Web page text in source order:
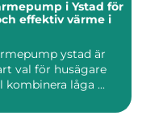
i Ystad för
effektiv värme i
ystad är
val för husägare
kombinera låga ...